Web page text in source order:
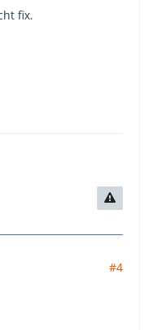
fix.
#4